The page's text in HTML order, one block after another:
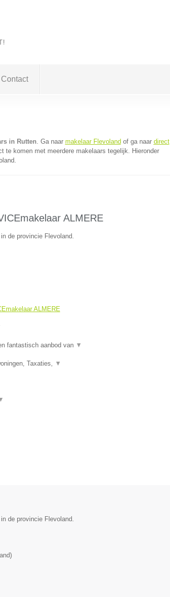
Contact
in Rutten. Ga naar makelaar Flevoland of ga naar direct
te komen met meerdere makelaars tegelijk. Hieronder
ALMERE
de provincie Flevoland.
ALMERE
fantastisch aanbod van ▼
Taxaties, ▼
de provincie Flevoland.
)